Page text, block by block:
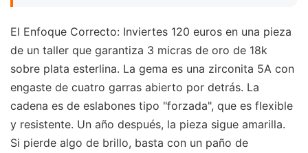
El Enfoque Correcto: Inviertes 120 euros en una pieza
de un taller que garantiza 3 micras de oro de 18k
sobre plata esterlina. La gema es una zirconita 5A con
engaste de cuatro garras abierto por detrás. La
cadena es de eslabones tipo "forzada", que es flexible
y resistente. Un año después, la pieza sigue amarilla.
Si pierde algo de brillo, basta con un paño de